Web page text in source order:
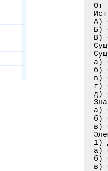
От
А)
Б)
В)
а)
б)
в)
г)
д)
а)
б)
в)
1)
а)
б)
в)